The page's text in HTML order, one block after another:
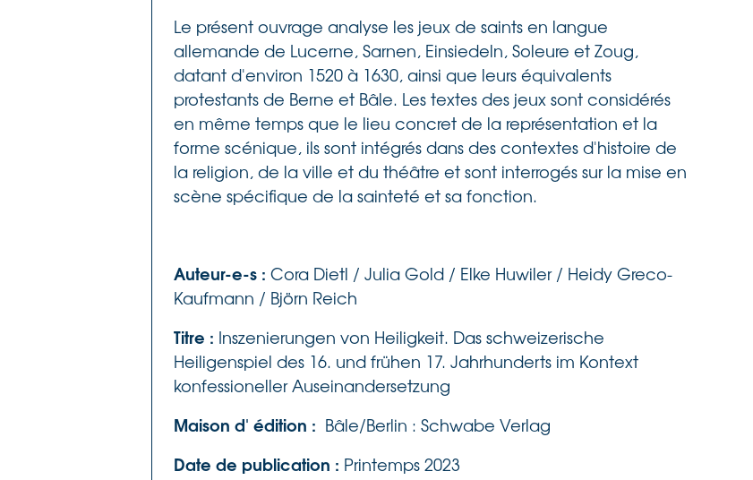
Le présent ouvrage analyse les jeux de saints en langue
allemande de Lucerne, Sarnen, Einsiedeln, Soleure et Zoug,
datant d'environ 1520 à 1630, ainsi que leurs équivalents
protestants de Berne et Bâle. Les textes des jeux sont considérés
en même temps que le lieu concret de la représentation et la
forme scénique, ils sont intégrés dans des contextes d'histoire de
la religion, de la ville et du théâtre et sont interrogés sur la mise en
scène spécifique de la sainteté et sa fonction.
Auteur-e-s : Cora Dietl / Julia Gold / Elke Huwiler / Heidy Greco-
Kaufmann / Björn Reich
Titre : Inszenierungen von Heiligkeit. Das schweizerische
Heiligenspiel des 16. und frühen 17. Jahrhunderts im Kontext
konfessioneller Auseinandersetzung
Maison d' édition : Bâle/Berlin : Schwabe Verlag
Date de publication : Printemps 2023